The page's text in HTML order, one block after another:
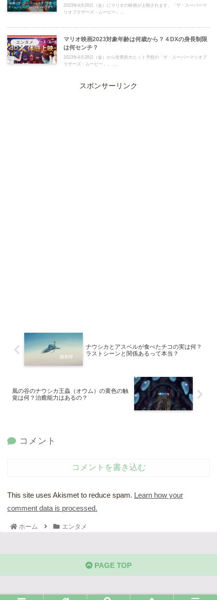
2023年4月28日（金）にマリオの映画が上映されます。「ザ・スーパーマ
リオブラザーズ・ムービー」...
エンタメ
マリオ映画2023対象年齢は何歳から？４DXの身長制限
は何センチ？
2023年4月28日（金）から世界的大ヒット予想の「ザ・スーパーマリオブ
ラザーズ・ムービー」。 ...
スポンサーリンク
ナウシカとアスベルが食べたチコの実は何？
ラストシーンと関係あるって本当？
風の谷のナウシカ王蟲（オウム）の黄色の触
覚は何？治癒能力はあるの？
コメント
コメントを書き込む
This site uses Akismet to reduce spam. Learn how your
comment data is processed.
ホーム エンタメ
PAGE TOP